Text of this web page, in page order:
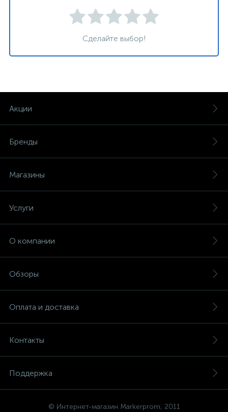
Сделайте выбор!
Акции
Бренды
Магазины
Услуги
О компании
Обзоры
Оплата и доставка
Контакты
Поддержка
© Интернет-магазин Markerprom, 2011